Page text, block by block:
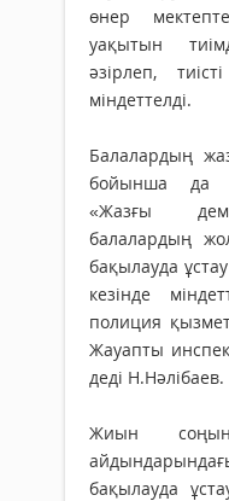
өнер
уақытын
әзірлеп,
міндеттелді.
Балалардың
бойынша да
«Жазғы
балалардың
бақылауда
кезінде
полиция
Жауапты
деді Н.Нәлібаев.
Жиын
бақылауда